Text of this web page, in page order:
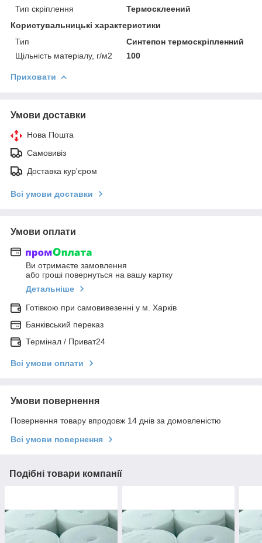
Тип скріплення
Термосклеений
Користувальницькі характеристики
Тип
Синтепон термоскріпленний
Щільність матеріалу, г/м2
100
Приховати
Умови доставки
Нова Пошта
Самовивіз
Доставка кур'єром
Всі умови доставки
Умови оплати
Ви отримаєте замовлення
або гроші повернуться на вашу картку
Детальніше
Готівкою при самовивезенні у м. Харків
Банківський переказ
Термінал / Приват24
Всі умови оплати
Умови повернення
Повернення товару впродовж 14 днів за домовленістю
Всі умови повернення
Подібні товари компанії